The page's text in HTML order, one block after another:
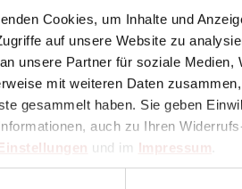
Cookies, um Inhalte und
auf unsere Website zu
unsere Partner für soziale
mit weiteren Daten
gesammelt haben. Sie geben
auch zu Ihren
und im Impressum